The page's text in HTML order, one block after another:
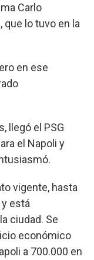
Carlo
que lo tuvo en la
en ese
llegó el PSG
el Napoli y
vigente, hasta
está
ciudad. Se
económico
a 700.000 en